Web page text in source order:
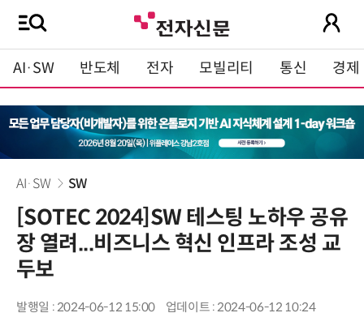
AI·SW 반도체 전자 모빌리티 통신 경제
AI·SW SW
[SOTEC 2024]SW 테스팅 노하우 공유
장 열려...비즈니스 혁신 인프라 조성 교
두보
발행일 : 2024-06-12 15:00
업데이트 : 2024-06-12 10:24